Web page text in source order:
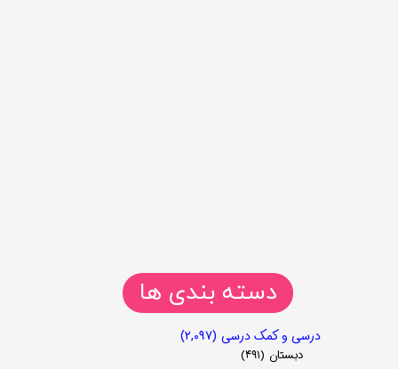
دسته بندی ها
درسی و کمک درسی (۲,۰۹۷)
دبستان (۴۹۱)